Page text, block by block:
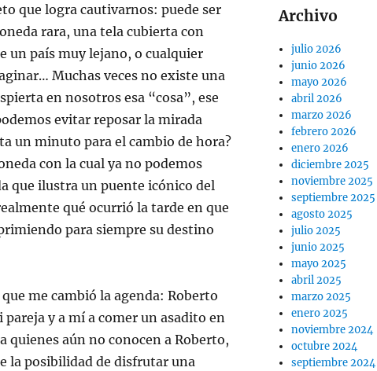
que logra cautivarnos: puede ser
rara, una tela cubierta con
un país muy lejano, o cualquier
Muchas veces no existe una
en nosotros esa “cosa”, ese
evitar reposar la mirada
un minuto para el cambio de hora?
con la cual ya no podemos
que ilustra un puente icónico del
qué ocurrió la tarde en que
para siempre su destino
me cambió la agenda: Roberto
y a mí a comer un asadito en
quienes aún no conocen a Roberto,
la posibilidad de disfrutar una
Archivo
julio 2026
junio 2026
mayo 2026
abril 2026
marzo 2026
febrero 2026
enero 2026
diciembre 2025
noviembre 2025
septiembre 2025
agosto 2025
julio 2025
junio 2025
mayo 2025
abril 2025
marzo 2025
enero 2025
noviembre 2024
octubre 2024
septiembre 2024